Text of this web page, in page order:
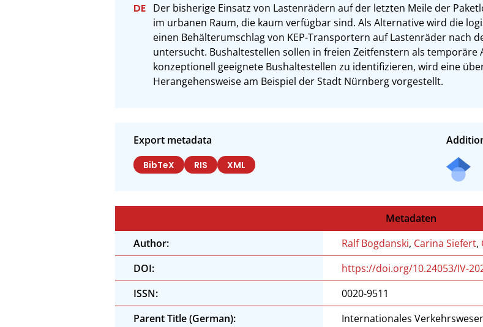
Der bisherige Einsatz von Lastenrädern auf der letzten Meile der
im urbanen Raum, die kaum verfügbar sind. Als Alternative wird die
einen Behälterumschlag von KEP-Transportern auf Lastenräder nach
untersucht. Bushaltestellen sollen in freien Zeitfenstern als temporäre
konzeptionell geeignete Bushaltestellen zu identifizieren, wird eine
Herangehensweise am Beispiel der Stadt Nürnberg vorgestellt.
Export metadata
BibTeX RIS XML
Metadaten
Author:
Ralf Bogdanski, Carina Siefert,
DOI:
https://doi.org/10.24053/IV-
ISSN:
0020-9511
Parent Title (German):
Internationales